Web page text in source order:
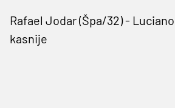
Rafael Jodar (Špa/32) -
kasnije